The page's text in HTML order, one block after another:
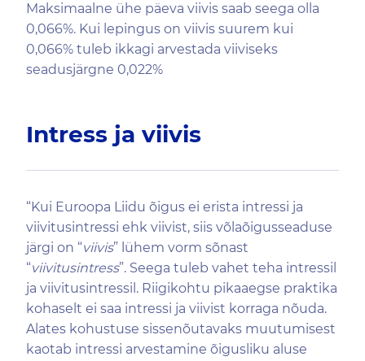
Maksimaalne ühe päeva viivis saab seega olla
0,066%. Kui lepingus on viivis suurem kui
0,066% tuleb ikkagi arvestada viiviseks
seadusjärgne 0,022%
Intress ja viivis
“Kui Euroopa Liidu õigus ei erista intressi ja
viivitusintressi ehk viivist, siis võlaõigusseaduse
järgi on “viivis” lühem vorm sõnast
“viivitusintress”. Seega tuleb vahet teha intressil
ja viivitusintressil. Riigikohtu pikaaegse praktika
kohaselt ei saa intressi ja viivist korraga nõuda.
Alates kohustuse sissenõutavaks muutumisest
kaotab intressi arvestamine õigusliku aluse